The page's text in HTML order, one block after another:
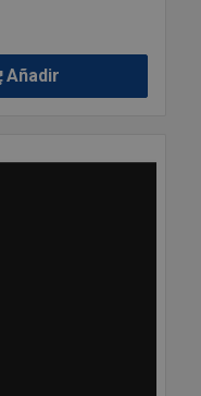
Añadir